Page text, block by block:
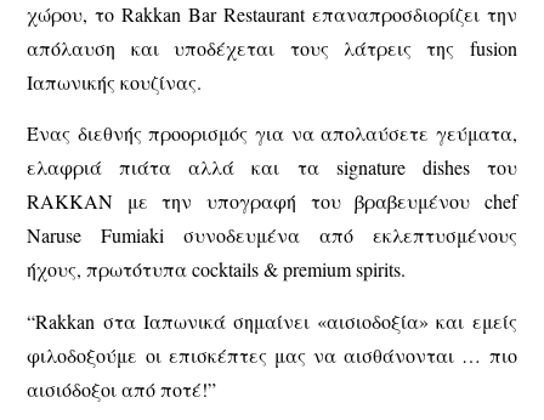
χώρου, το Rakkan Bar Restaurant επαναπροσδιορίζει την
απόλαυση και υποδέχεται τους λάτρεις της fusion
Ιαπωνικής κουζίνας.
Ένας διεθνής προορισμός για να απολαύσετε γεύματα,
ελαφριά πιάτα αλλά και τα signature dishes του
RAKKAN με την υπογραφή του βραβευμένου chef
Naruse Fumiaki συνοδευμένα από εκλεπτυσμένους
ήχους, πρωτότυπα cocktails & premium spirits.
“Rakkan στα Ιαπωνικά σημαίνει «αισιοδοξία» και εμείς
φιλοδοξούμε οι επισκέπτες μας να αισθάνονται … πιο
αισιόδοξοι από ποτέ!”